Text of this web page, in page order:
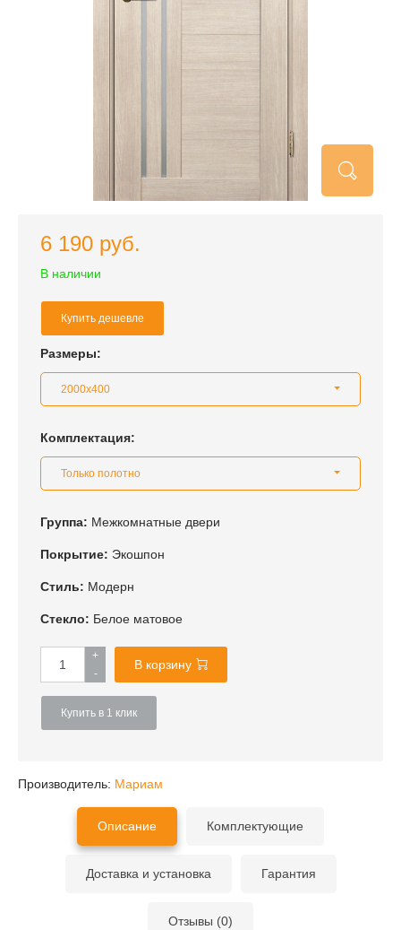
6 190 руб.
В наличии
Купить дешевле
Размеры:
2000x400
Комплектация:
Только полотно
Группа: Межкомнатные двери
Покрытие: Экошпон
Стиль: Модерн
Стекло: Белое матовое
+
-
В корзину
Купить в 1 клик
Производитель: Мариам
Описание Комплектующие
Доставка и установка Гарантия
Отзывы (0)